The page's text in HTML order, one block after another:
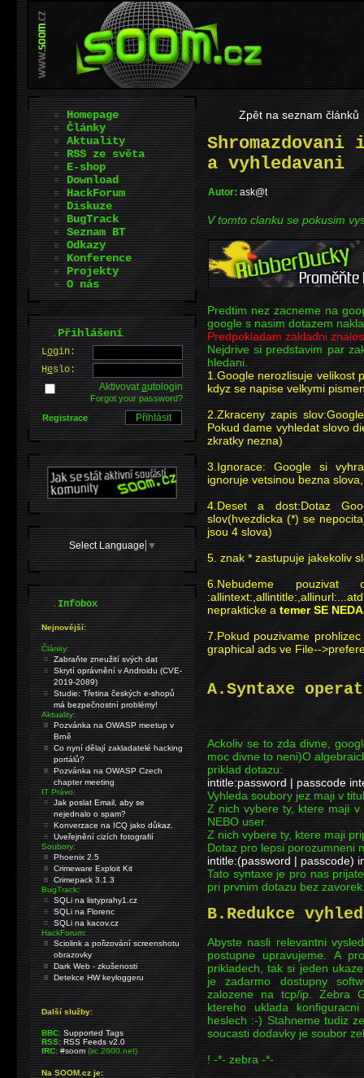
Zpět na seznam článků
a vyhledavani
Autor: ask@t
V tomto clanku se pokusim
Predtim nez zacneme na
google s nasim dotazem
Predpokladam zakladni
Nejdrive si predstavim par
hledani.
1.Google nerozlisuje velikost
kdyz se napise velkymi
2.Zkraceny zapis
Pokud dame vyhledat slovo
zkratky nezna)
3.Ignorace: Google si
ignoruje vetsinou bezna
4.Deset a dost:Dotaz
slov(hvezdicka (*) se
jsou 4 slova)
5. znak * zastupuje jakekoliv
6.Nebudeme
neprakticke a temer SE
7.Pokud pouzivame
graphical ads ve File--
A.Syntaxe
Ackoliv se to zda divne,
moc divne to neni)O
priklad dotazu:
intitle:password | passcode
Vyhleda soubory jez maji v
Z nich vybere ty, ktere maji
NEBO user.
Z nich vybere ty, ktere maji
Dotaz pro lepsi porozumneni
intitle:(password | passcode)
Tato syntaxe je pro nas
pri prvnim dotazu bez
B.Redukce
Abyste nasli relevantni
postupne upravujeme. A
prikladech, tak si jeden
je zadarmo dostupny
zalozene na tcp/ip. Zebra
ktereho uklada
heslech :-) Stahneme tudiz
soucasti dodavky je soubor
! -*- zebra -*-
Homepage
Články
Aktuality
RSS ze světa
E-shop
Download
HackForum
Diskuze
BugTrack
Seznam BT
Odkazy
Konference
Projekty
O nás
.Přihlášení
Login:
Heslo:
Aktivovatautologin
Forgot your password?
Registrace
Select Language ▼
.Infobox
Nejnovější:
Články:
Zabraňte zneužití svých dat
Skrytí oprávnění v Androidu (CVE-
2019-2089)
Studie: Třetina českých e-shopů
má bezpečnostní problémy!
Aktuality:
Pozvánka na OWASP meetup v
Brně
Co nyní dělají zakladatelé hacking
portálů?
Pozvánka na OWASP Czech
chapter meeting
IT Právo:
Jak poslat Email, aby se
nejednalo o spam?
Konverzace na ICQ jako důkaz.
Uveřejnění cizích fotografií
Soubory:
Phoenix 2.5
Crimeware Exploit Kit
Crimepack 3.1.3
BugTrack:
SQLi na listyprahy1.cz
SQLi na Florenc
SQLi na kacov.cz
HackForum:
Sciolink a pořizování screenshotu
obrazovky
Dark Web - zkušenosti
Detekce HW keyloggeru
Další služby:
BBC: Supported Tags
RSS: RSS Feeds v2.0
IRC: #soom(irc.2600.net)
Na SOOM.cz je: